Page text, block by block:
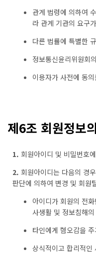
관계 법령에 의하여
라 관계 기관의 요구
다른 법률에 특별한
정보통신윤리위원회
이용자가 사전에 동
제6조 회원정보
1. 회원아이디 및 비밀번호
2. 회원아이디는 다음의 경
판단에 의하여 변경 및 회원
아이디가 회원의 전
사생활 및 정보침해
타인에게 혐오감을
상식적이고 합리적인